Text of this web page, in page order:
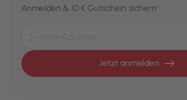
Anmelden & 10 € Gutschein sichern¹
Jetzt anmelden